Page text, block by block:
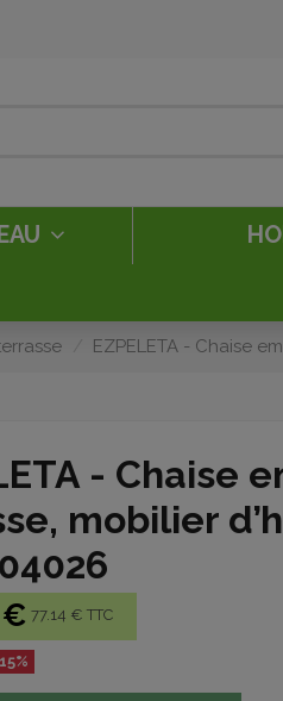
EZPELETA - Chaise
- Chaise
mobilier
€ 77.14 € TTC